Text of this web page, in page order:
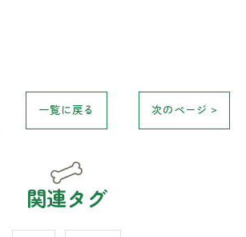
一覧に戻る 次のページ >
関連タグ